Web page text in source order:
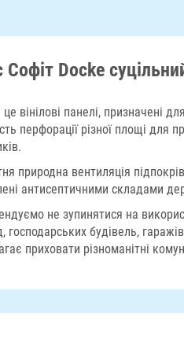
Софіт Docke
це вінілові панелі, призначені
перфорації різної площі для
природна вентиляція
антисептичними складами
не зупинятися на
господарських будівель,
приховати різноманітні